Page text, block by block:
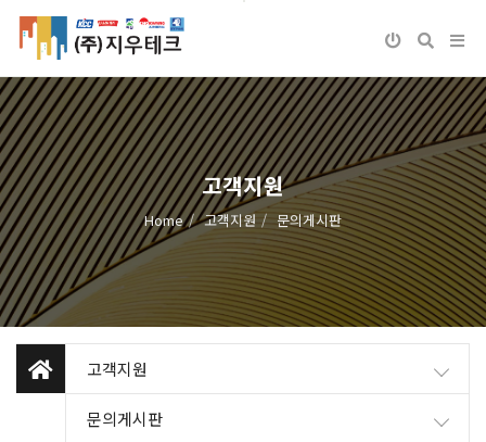
고객지원
Home 고객지원 문의게시판
고객지원
문의게시판